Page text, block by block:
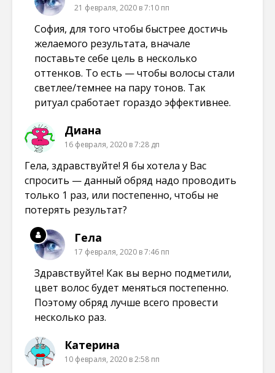
21 февраля, 2020 в 7:10 пп
София, для того чтобы быстрее достичь
желаемого результата, вначале
поставьте себе цель в несколько
оттенков. То есть — чтобы волосы стали
светлее/темнее на пару тонов. Так
ритуал сработает гораздо эффективнее.
Диана
16 февраля, 2020 в 7:28 дп
Гела, здравствуйте! Я бы хотела у Вас
спросить — данный обряд надо проводить
только 1 раз, или постепенно, чтобы не
потерять результат?
Гела
17 февраля, 2020 в 7:46 пп
Здравствуйте! Как вы верно подметили,
цвет волос будет меняться постепенно.
Поэтому обряд лучше всего провести
несколько раз.
Катерина
10 февраля, 2020 в 2:58 пп